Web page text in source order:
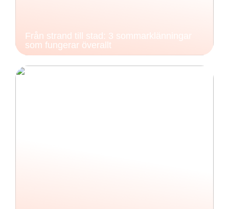
Från strand till stad: 3 sommarklänningar
som fungerar överallt